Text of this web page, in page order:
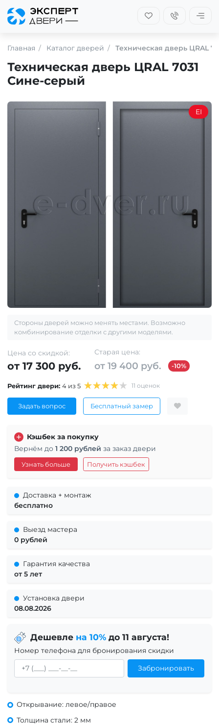
Главная Каталог дверей Техническая дверь ЦRAL
Техническая дверь ЦRAL 7031
Сине-серый
EI
Стороны дверей можно менять местами. Возможно
комбинирование отделки с другими моделями.
Цена со скидкой:
от 17 300 руб.
Старая цена:
от 19 400 руб. -10%
Рейтинг двери: 4 из 5 11 оценок
Задать вопрос Бесплатный замер
Кэшбек за покупку
Вернём до 1 200 рублей за заказ двери
Узнать больше Получить кэшбек
Доставка + монтаж
бесплатно
Выезд мастера
0 рублей
Гарантия качества
от 5 лет
Установка двери
08.08.2026
Дешевле на 10%до 11 августа!
Номер телефона для бронирования скидки
Забронировать
Открывание: левое/правое
Толщина стали: 2 мм